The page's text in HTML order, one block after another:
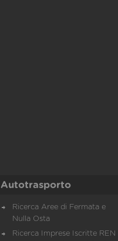
Autotrasporto
Ricerca Aree di Fermata e
Nulla Osta
Ricerca Imprese Iscritte REN